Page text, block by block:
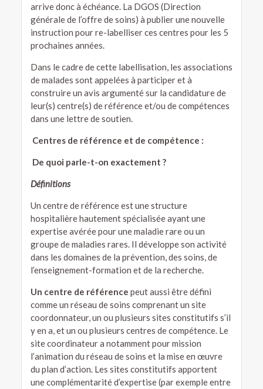
arrive donc à échéance. La DGOS (Direction
générale de l’offre de soins) à publier une nouvelle
instruction pour re-labelliser ces centres pour les 5
prochaines années.
Dans le cadre de cette labellisation, les associations
de malades sont appelées à participer et à
construire un avis argumenté sur la candidature de
leur(s) centre(s) de référence et/ou de compétences
dans une lettre de soutien.
Centres de référence et de compétence :
De quoi parle-t-on exactement ?
Définitions
Un centre de référence est une structure
hospitalière hautement spécialisée ayant une
expertise avérée pour une maladie rare ou un
groupe de maladies rares. Il développe son activité
dans les domaines de la prévention, des soins, de
l’enseignement-formation et de la recherche.
Un centre de référence peut aussi être défini
comme un réseau de soins comprenant un site
coordonnateur, un ou plusieurs sites constitutifs s’il
y en a, et un ou plusieurs centres de compétence. Le
site coordinateur a notamment pour mission
l’animation du réseau de soins et la mise en œuvre
du plan d’action. Les sites constitutifs apportent
une complémentarité d’expertise (par exemple entre